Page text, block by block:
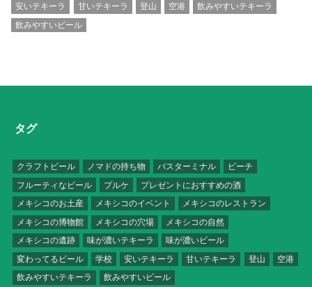
安いテキーラ
甘いテキーラ 登山 空港
飲みやすいテキーラ
飲みやすいビール
タグ
クラフトビール ノマドの持ち物 バスターミナル
ビーチ
フルーティなビール
プルケ
プレゼントにおすすめの酒
メキシコのお土産
メキシコのイベント
メキシコのレストラン
メキシコの博物館
メキシコの穴場
メキシコの自然
メキシコの遺跡
味が濃いテキーラ
味が濃いビール
変わってるビール
学校 安いテキーラ 甘いテキーラ 登山
空港
飲みやすいテキーラ
飲みやすいビール